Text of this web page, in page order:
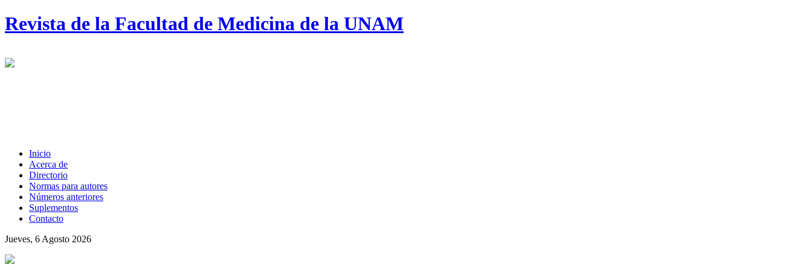
Revista de la Facultad de Medicina de la UNAM
Inicio
Acerca de
Directorio
Normas para autores
Números anteriores
Suplementos
Contacto
Jueves, 6 Agosto 2026